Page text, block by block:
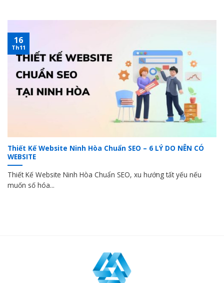
Thiết Kế Website Ninh Hòa Chuẩn SEO – 6 LÝ DO NÊN CÓ
WEBSITE
Thiết Kế Website Ninh Hòa Chuẩn SEO, xu hướng tất yếu nếu
muốn số hóa...
16
Th11